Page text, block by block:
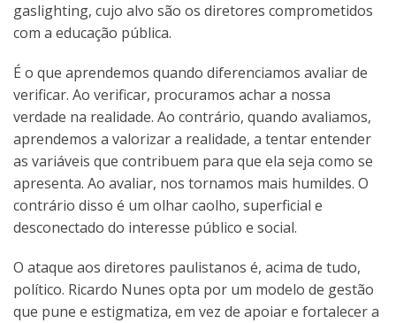
gaslighting, cujo alvo são os diretores comprometidos
com a educação pública.
É o que aprendemos quando diferenciamos avaliar de
verificar. Ao verificar, procuramos achar a nossa
verdade na realidade. Ao contrário, quando avaliamos,
aprendemos a valorizar a realidade, a tentar entender
as variáveis que contribuem para que ela seja como se
apresenta. Ao avaliar, nos tornamos mais humildes. O
contrário disso é um olhar caolho, superficial e
desconectado do interesse público e social.
O ataque aos diretores paulistanos é, acima de tudo,
político. Ricardo Nunes opta por um modelo de gestão
que pune e estigmatiza, em vez de apoiar e fortalecer a